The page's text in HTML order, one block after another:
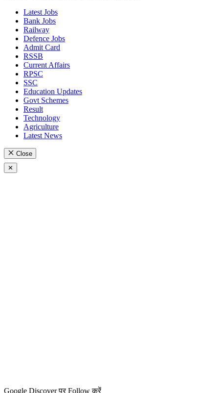
Latest Jobs
Bank Jobs
Railway
Defence Jobs
Admit Card
RSSB
Current Affairs
RPSC
SSC
Education Updates
Govt Schemes
Result
Technology
Agriculture
Latest News
Close
✕
Google Discover पर Follow करें